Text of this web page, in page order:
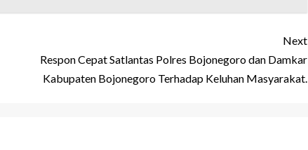
Next
Respon Cepat Satlantas Polres Bojonegoro dan Damkar
Kabupaten Bojonegoro Terhadap Keluhan Masyarakat.